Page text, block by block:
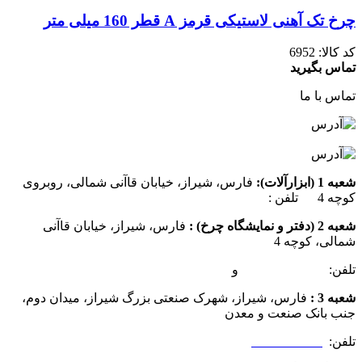
چرخ تک آهنی لاستیکی قرمز A قطر 160 میلی متر
کد کالا: 6952
تماس بگیرید
تماس با ما
شعبه 1 (ابزارآلات):
فارس، شیراز، خیابان قاآنی شمالی، روبروی
کوچه 4 تلفن :
شعبه 2 (دفتر و نمایشگاه چرخ) :
فارس، شیراز، خیابان قاآنی
شمالی، کوچه 4
تلفن: و
شعبه 3 :
فارس، شیراز، شهرک صنعتی بزرگ شیراز، میدان دوم،
جنب بانک صنعت و معدن
تلفن: